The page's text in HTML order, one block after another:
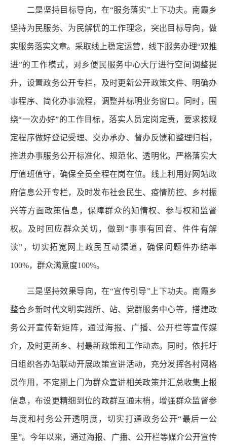
二是坚持目标导向，在“服务落实”上下功夫。南霞乡
坚持为民服务、为民解忧的工作理念，突出目标导向，做
实服务落实文章。采取线上稳定运营，线下服务办理“双推
进”的工作模式，对乡便民服务中心大厅进行空间调整提
升，设置政务公开专栏，及时更新公开政策文件、明确办
事程序、简化办事流程，调整并标明业务窗口。同时，围
绕“一次办好”的工作目标，落实人员定岗定责，要求按规
定程序做好登记受理、交办承办、督办反馈和整理归档，
推进办事服务公开标准化、规范化、透明化。严格落实大
厅值班值守，确保全员全程在岗在位。线上利用好网站政
府信息公开专栏，及时发布社会民生、疫情防控、乡村振
兴等方面政策信息，保障群众的知情权、参与权和监督
权。及时回应群众关切，做到“事事有回音、件件有解
读”，切实拓宽网上政民互动渠道，确保问题件办结率
100%，群众满意度100%。
三是坚持效果导向，在“宣传引导”上下功夫。南霞乡
整合乡新时代文明实践所、站、党群服务中心等，搭建政
务公开宣传新矩阵，通过海报、广播、公开栏等宣传媒
介，及时更新乡、村最新政策和工作动态。同时，依托圩
日组织各办站联动开展政策宣讲活动，充分发挥各村网格
员作用，不定期上门为群众宣讲相关政策并汇总收集上报
信息，布设更精细到位的政群互通末梢，增强群众监督参
与度和村务公开透明度，切实打通政务公开“最后一公
里”。今年以来，通过海报、广播、公开栏等媒介公开宣传